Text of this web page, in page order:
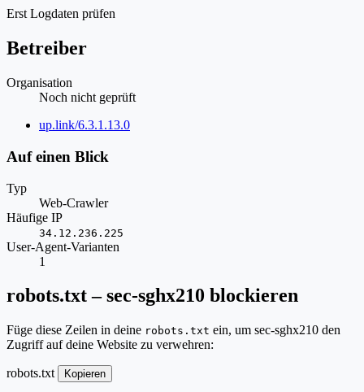
Erst Logdaten prüfen
Betreiber
Organisation
Noch nicht geprüft
Website
up.link/6.3.1.13.0
Auf einen Blick
Typ
Web-Crawler
Häufige IP
34.12.236.225
User-Agent-Varianten
1
robots.txt – sec-sghx210 blockieren
Füge diese Zeilen in deine robots.txt ein, um sec-sghx210 den
Zugriff auf deine Website zu verwehren:
robots.txt Kopieren